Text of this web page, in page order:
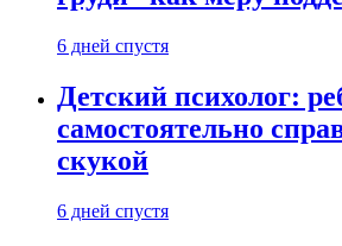
6 дней спустя
Детский психолог:
самостоятельно
скукой
6 дней спустя